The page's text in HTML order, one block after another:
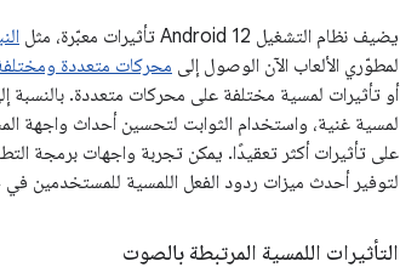
يضيف نظام التشغيل Android 12 تأثيرات معبّرة، مثل
لمطوّري الألعاب الآن الوصول إلى محركات متعددة
أو تأثيرات لمسية مختلفة على محركات متعددة. بالنسبة
لمسية غنية، واستخدام الثوابت لتحسين أحداث واجهة
لتوفير أحدث ميزات ردود الفعل اللمسية للمستخدمين في
التأثيرات اللمسية المرتبطة بالصوت